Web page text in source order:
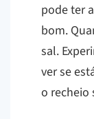
pode ter
bom.
sal.
ver se
o recheio